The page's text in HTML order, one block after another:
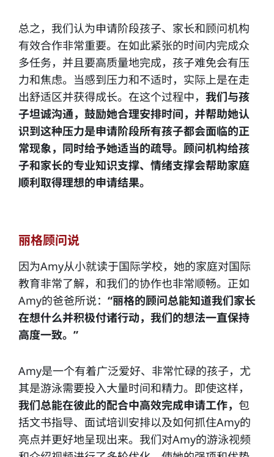
总之，我们认为申请阶段孩子、家长和顾问机构
有效合作非常重要。在如此紧张的时间内完成众
多任务，并且要高质量地完成，孩子难免会有压
力和焦虑。当感到压力和不适时，实际上是在走
出舒适区并获得成长。在这个过程中， 我们与孩
子坦诚沟通，鼓励她合理安排时间，并帮助她认
识到这种压力是申请阶段所有孩子都会面临的正
常现象，同时给予她适当的疏导。 顾问机构给孩
子和家长的专业知识支撑、情绪支撑会帮助家庭
顺利取得理想的申请结果。
丽格顾问说
因为Amy从小就读于国际学校，她的家庭对国际
教育非常了解，和我们的协作也非常顺畅。正如
Amy的爸爸所说： “丽格的顾问总能知道我们家长
在想什么并积极付诸行动，我们的想法一直保持
高度一致。”
Amy是一个有着广泛爱好、非常忙碌的孩子，尤
其是游泳需要投入大量时间和精力。即使这样，
我们总能在彼此的配合中高效完成申请工作， 包
括文书指导、面试培训安排以及如何抓住Amy的
亮点并更好地呈现出来。我们对Amy的游泳视频